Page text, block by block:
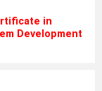
in
Development